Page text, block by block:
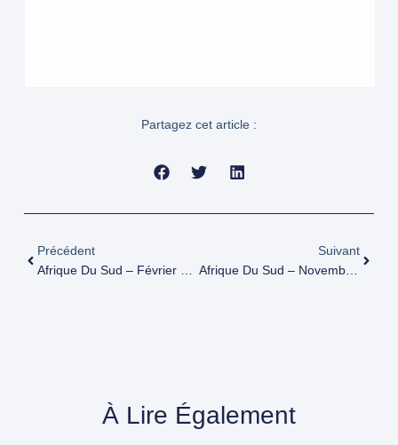
Partagez cet article :
Précédent
Afrique Du Sud – Février 2010
Suivant
Afrique Du Sud – Novembre 2011
À Lire Également